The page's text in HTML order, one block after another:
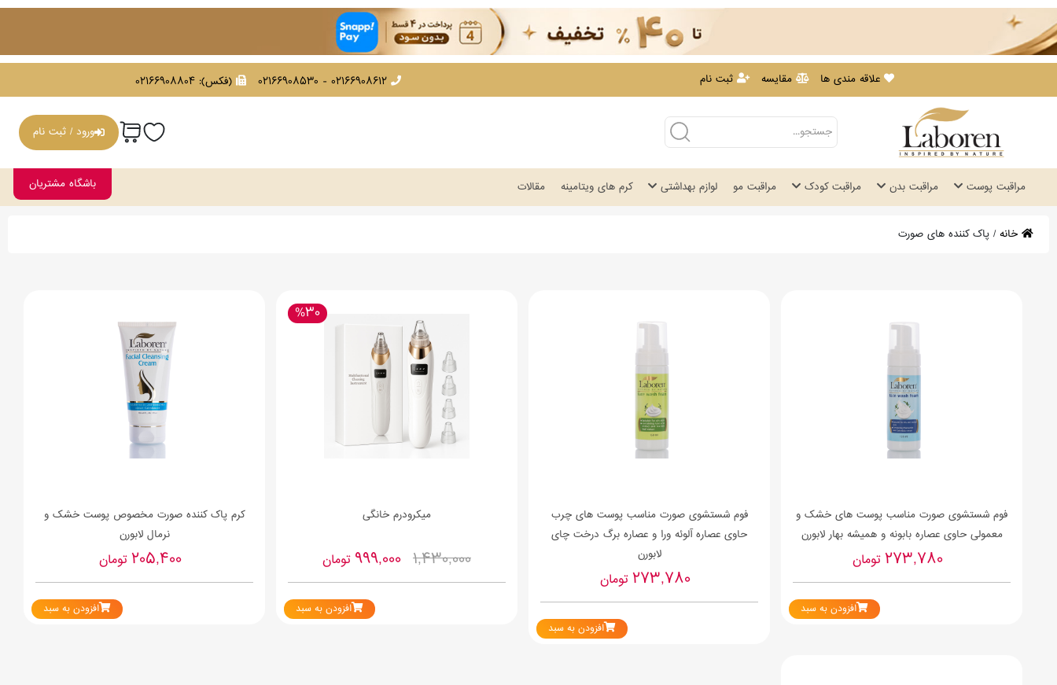
علاقه مندی ها مقایسه ثبت نام 02166908612 - 02166908530 (فکس): 02166908804
ورود / ثبت نام
مراقبت پوست مراقبت بدن مراقبت کودک مراقبت مو لوازم بهداشتی کرم های ویتامینه مقالات باشگاه مشتریان
خانه/ پاک کننده های صورت
فوم شستشوی صورت مناسب پوست های خشک و
معمولی حاوی عصاره بابونه و همیشه بهار لابورن
273,780تومان
افزودن به سبد
فوم شستشوی صورت مناسب پوست های چرب
حاوی عصاره آلوئه ورا و عصاره برگ درخت چای
لابورن
273,780تومان
افزودن به سبد
%30
میکرودرم خانگی
1,430,000
999,000 تومان
افزودن به سبد
کرم پاک کننده صورت مخصوص پوست خشک و
نرمال لابورن
205,400تومان
افزودن به سبد